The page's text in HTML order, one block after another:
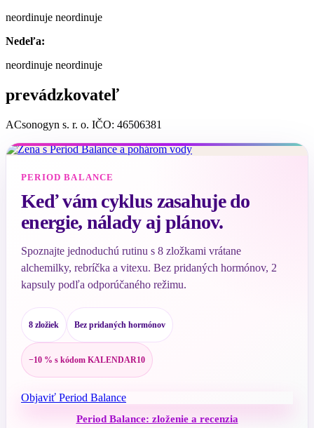
neordinuje neordinuje
Nedeľa:
neordinuje neordinuje
prevádzkovateľ
ACsonogyn s. r. o. IČO: 46506381
PERIOD BALANCE
Keď vám cyklus zasahuje do
energie, nálady aj plánov.
Spoznajte jednoduchú rutinu s 8 zložkami vrátane
alchemilky, rebríčka a vitexu. Bez pridaných hormónov, 2
kapsuly podľa odporúčaného režimu.
8 zložiek Bez pridaných hormónov
−10 % s kódom KALENDAR10
Objaviť Period Balance
Period Balance: zloženie a recenzia